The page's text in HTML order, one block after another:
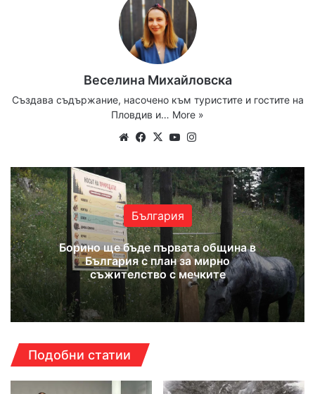
Веселина Михайловска
Създава съдържание, насочено към туристите и гостите на
Пловдив и… More »
WebsiteFacebook
X YouTube
България
Борино ще бъде първата община в
България с план за мирно
съжителство с мечките
Подобни статии